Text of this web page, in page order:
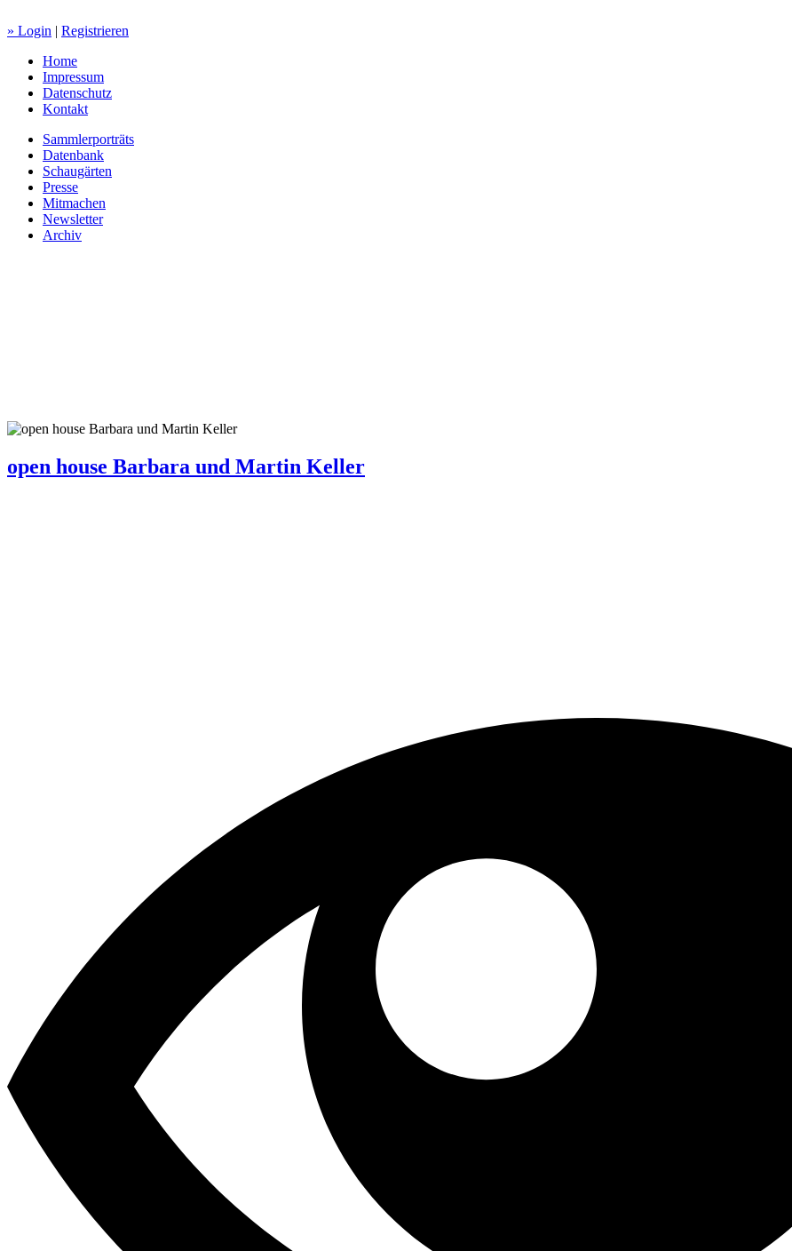
» Login | Registrieren
Home
Impressum
Datenschutz
Kontakt
Sammlerporträts
Datenbank
Schaugärten
Presse
Mitmachen
Newsletter
Archiv
open house Barbara und Martin Keller